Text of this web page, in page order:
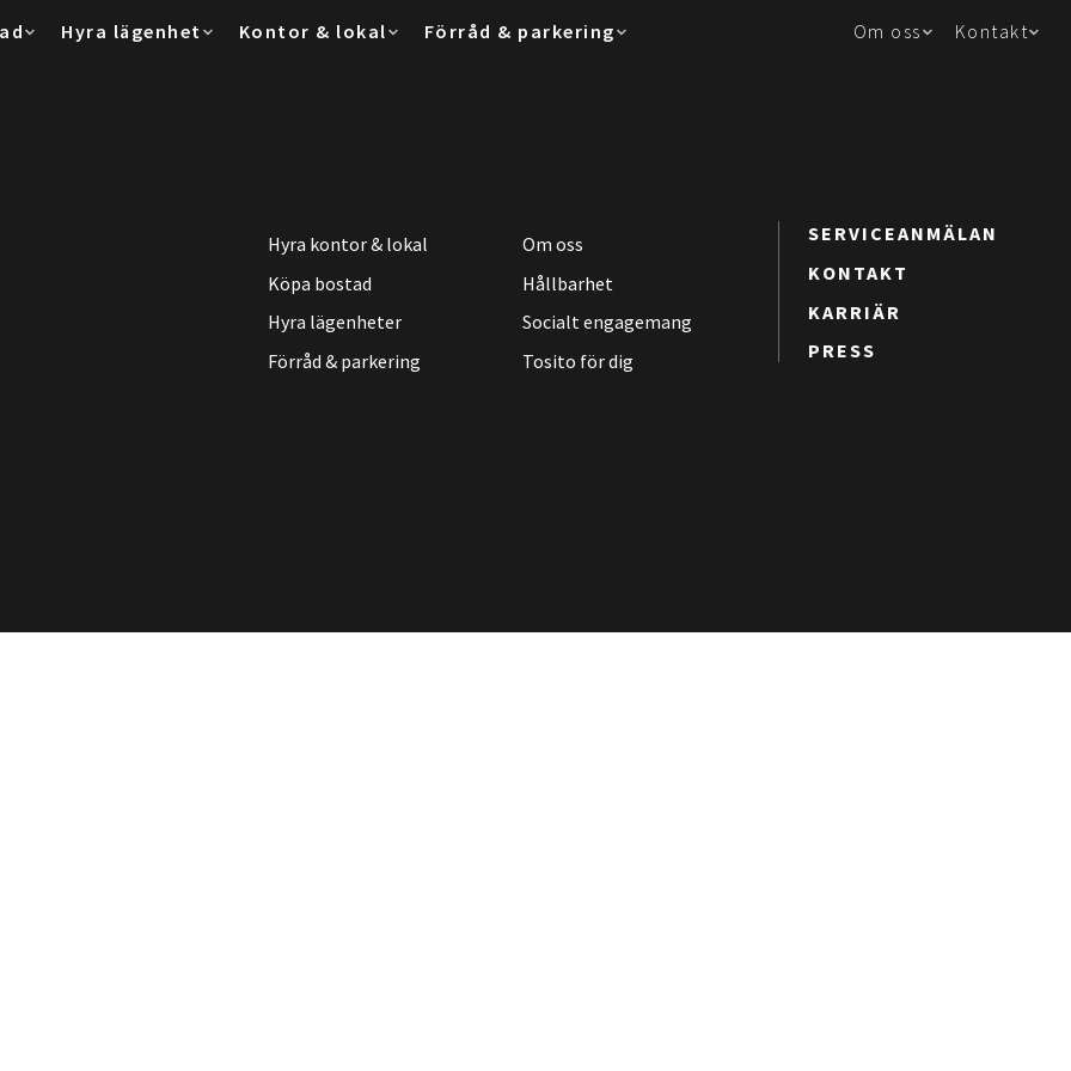
Hyra lägenhet Kontor & lokal Förråd & parkering Om oss Kontakt
Hyra kontor & lokal
Köpa bostad
Hyra lägenheter
Förråd & parkering
Om oss
Hållbarhet
Socialt engagemang
Tosito för dig
SERVICEANMÄLAN
KONTAKT
KARRIÄR
PRESS